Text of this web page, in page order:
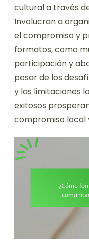
cultural a través
Involucran a
el compromiso y
formatos, como
participación y
pesar de los
y las limitaciones
exitosos
compromiso local